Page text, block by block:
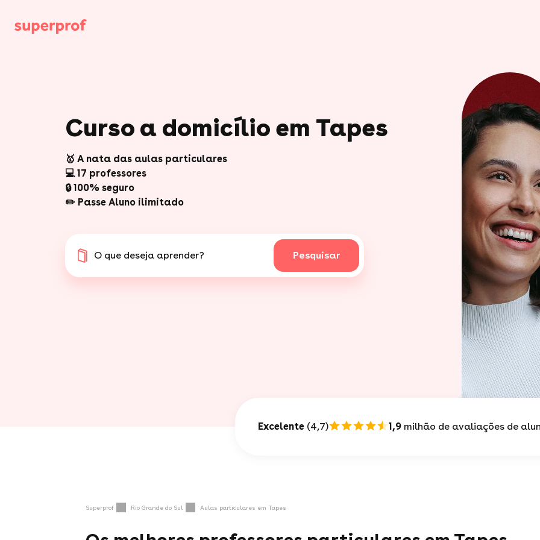
Curso a domicílio em Tapes
🥇 A nata das aulas particulares
💻 17 professores
🔒 100% seguro
✏️ Passe Aluno ilimitado
O que deseja aprender? Pesquisar
Excelente (4,7) 1,9 milhão de avaliações de
Superprof Rio Grande do Sul Aulas particulares em Tapes